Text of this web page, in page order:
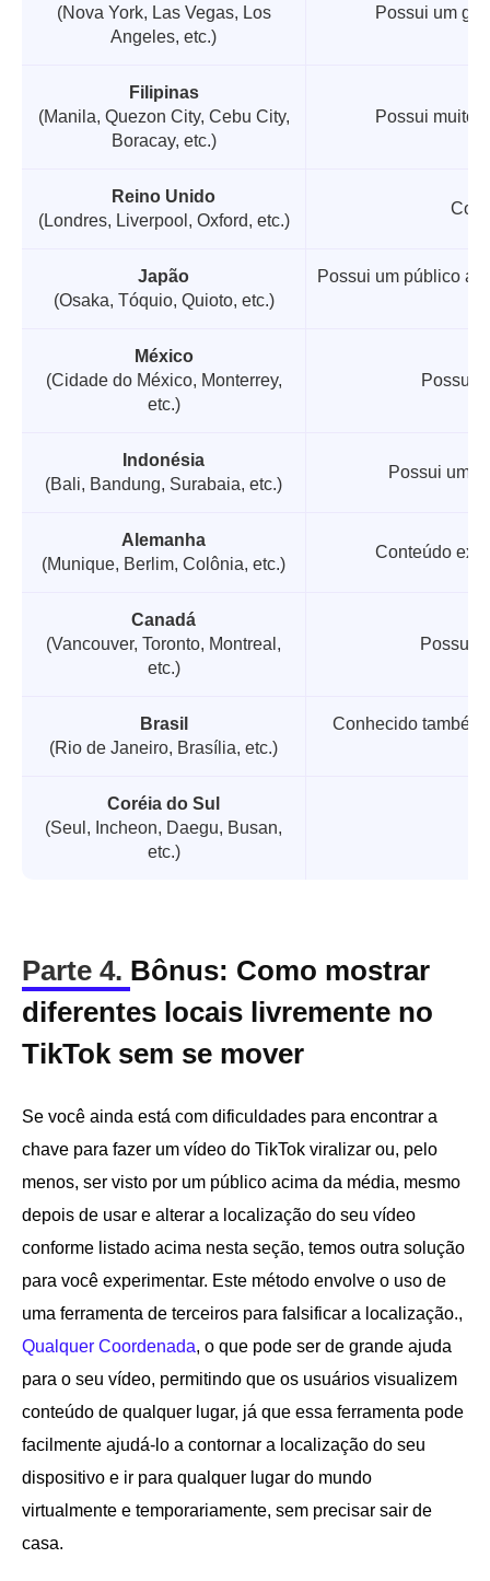
(Nova York, Las Vegas, Los
Angeles, etc.)
Possui um
Filipinas
(Manila, Quezon City, Cebu City,
Boracay, etc.)
Possui
Reino Unido
(Londres, Liverpool, Oxford, etc.)
Japão
(Osaka, Tóquio, Quioto, etc.)
Possui um público
México
(Cidade do México, Monterrey,
etc.)
Possui
Indonésia
(Bali, Bandung, Surabaia, etc.)
Possui um
Alemanha
(Munique, Berlim, Colônia, etc.)
Conteúdo
Canadá
(Vancouver, Toronto, Montreal,
etc.)
Possui
Brasil
(Rio de Janeiro, Brasília, etc.)
Conhecido também
Coréia do Sul
(Seul, Incheon, Daegu, Busan,
etc.)
Parte 4. Bônus: Como mostrar
diferentes locais livremente no
TikTok sem se mover
Se você ainda está com dificuldades para encontrar a
chave para fazer um vídeo do TikTok viralizar ou, pelo
menos, ser visto por um público acima da média, mesmo
depois de usar e alterar a localização do seu vídeo
conforme listado acima nesta seção, temos outra solução
para você experimentar. Este método envolve o uso de
uma ferramenta de terceiros para falsificar a localização.,
Qualquer Coordenada, o que pode ser de grande ajuda
para o seu vídeo, permitindo que os usuários visualizem
conteúdo de qualquer lugar, já que essa ferramenta pode
facilmente ajudá-lo a contornar a localização do seu
dispositivo e ir para qualquer lugar do mundo
virtualmente e temporariamente, sem precisar sair de
casa.